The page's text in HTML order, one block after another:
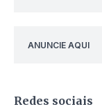
ANUNCIE AQUI
Redes sociais